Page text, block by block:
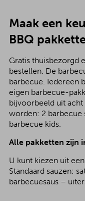
Maak een
BBQ
Gratis thuisbezorgd
bestellen. De
barbecue. Iedereen
eigen barbecue-
bijvoorbeeld uit acht
worden: 2 barbecue
barbecue kids.
Alle pakketten zijn
U kunt kiezen uit
Standaard sauzen:
barbecuesaus –